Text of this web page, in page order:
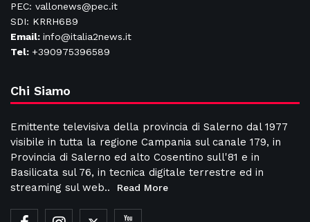
PEC: vallonews@pec.it
SDI: KRRH6B9
Email: info@italia2news.it
Tel: +390975396589
Chi Siamo
Emittente televisiva della provincia di Salerno dal 1977
visibile in tutta la regione Campania sul canale 179, in
Provincia di Salerno ed alto Cosentino sull'81 e in
Basilicata sul 76, in tecnica digitale terrestre ed in
streaming sul web..
Read More